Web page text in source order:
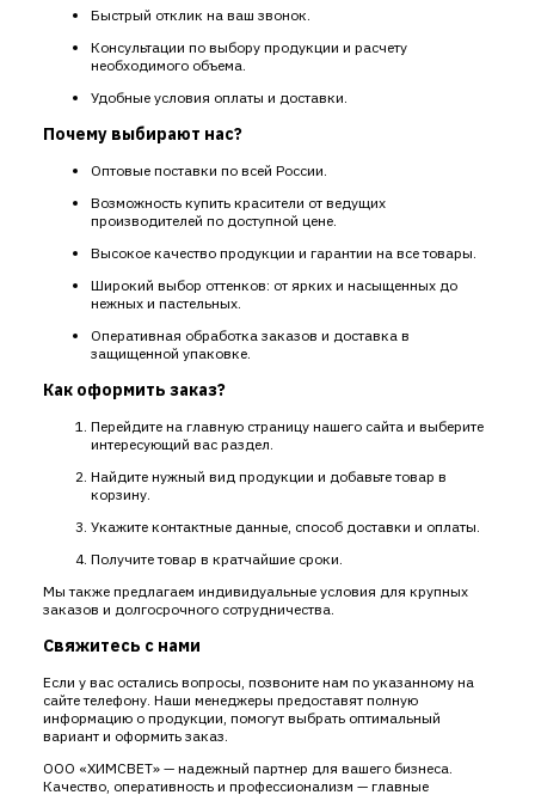
Быстрый отклик на ваш звонок.
Консультации по выбору продукции и расчету
необходимого объема.
Удобные условия оплаты и доставки.
Почему выбирают нас?
Оптовые поставки по всей России.
Возможность купить красители от ведущих
производителей по доступной цене.
Высокое качество продукции и гарантии на все товары.
Широкий выбор оттенков: от ярких и насыщенных до
нежных и пастельных.
Оперативная обработка заказов и доставка в
защищенной упаковке.
Как оформить заказ?
Перейдите на главную страницу нашего сайта и выберите
интересующий вас раздел.
Найдите нужный вид продукции и добавьте товар в
корзину.
Укажите контактные данные, способ доставки и оплаты.
Получите товар в кратчайшие сроки.
Мы также предлагаем индивидуальные условия для крупных
заказов и долгосрочного сотрудничества.
Свяжитесь с нами
Если у вас остались вопросы, позвоните нам по указанному на
сайте телефону. Наши менеджеры предоставят полную
информацию о продукции, помогут выбрать оптимальный
вариант и оформить заказ.
ООО «ХИМСВЕТ» — надежный партнер для вашего бизнеса.
Качество, оперативность и профессионализм — главные